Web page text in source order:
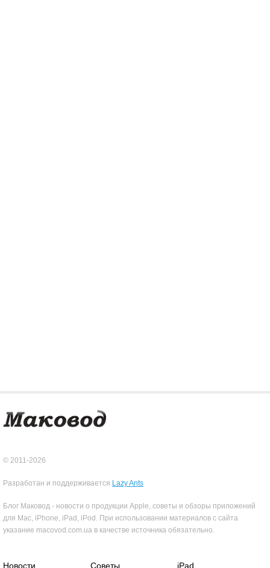
© 2011-2026
Разработан и поддерживается Lazy Ants
Блог Маковод - новости о продукции Apple, советы и обзоры приложений
для Mac, iPhone, iPad, iPod. При использовании материалов с сайта
указание macovod.com.ua в качестве источника обязательно.
Новости Советы iPad